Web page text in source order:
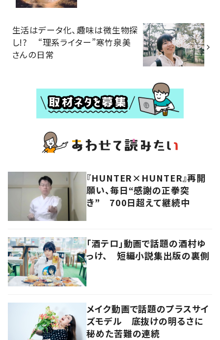
生活はデータ化、趣味は微生物探
し!? “理系ライター”寒竹泉美
さんの日常
『HUNTER×HUNTER』再開
願い、毎日“感謝の正拳突
き” 700日超えて継続中
「酒テロ」動画で話題の酒村ゆ
っけ、 短編小説集出版の裏側
メイク動画で話題のプラスサイ
ズモデル 底抜けの明るさに
秘めた苦難の連続